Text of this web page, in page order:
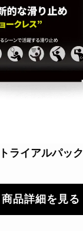
トライアルパック
商品詳細を見る